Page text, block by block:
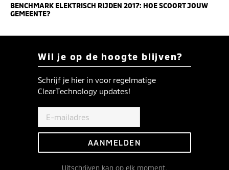
BENCHMARK ELEKTRISCH RIJDEN 2017: HOE SCOORT JOUW
GEMEENTE?
Wil je op de hoogte blijven?
Schrijf je hier in voor regelmatige
ClearTechnology updates!
Uitschrijven kan op elk moment.